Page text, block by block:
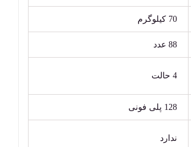
70 کیلوگرم
88 عدد
4 حالت
128 پلی فونی
ندارد